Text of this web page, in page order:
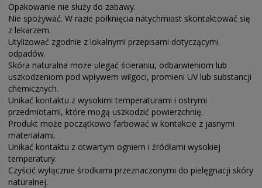
Opakowanie nie służy do zabawy.
Nie spożywać. W razie połknięcia natychmiast skontaktować się
z lekarzem.
Utylizować zgodnie z lokalnymi przepisami dotyczącymi
odpadów.
Skóra naturalna może ulegać ścieraniu, odbarwieniom lub
uszkodzeniom pod wpływem wilgoci, promieni UV lub substancji
chemicznych.
Unikać kontaktu z wysokimi temperaturami i ostrymi
przedmiotami, które mogą uszkodzić powierzchnię.
Produkt może początkowo farbować w kontakcie z jasnymi
materiałami.
Unikać kontaktu z otwartym ogniem i źródłami wysokiej
temperatury.
Czyścić wyłącznie środkami przeznaczonymi do pielęgnacji skóry
naturalnej.